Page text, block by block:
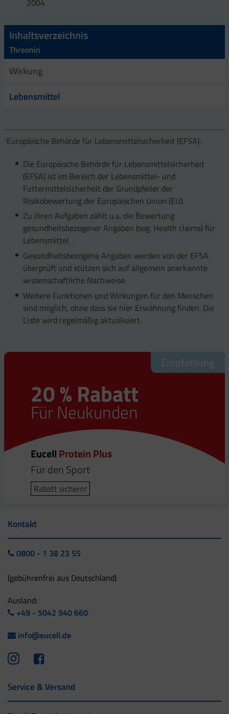
2004
Inhaltsverzeichnis
Threonin
Wirkung
Lebensmittel
1Europäische Behörde für Lebensmittelsicherheit (EFSA):
Die Europäische Behörde für Lebensmittelsicherheit
(EFSA) ist im Bereich der Lebensmittel- und
Futtermittelsicherheit der Grundpfeiler der
Risikobewertung der Europäischen Union (EU).
Zu ihren Aufgaben zählt u.a. die Bewertung
gesundheitsbezogener Angaben (sog. Health claims) für
Lebensmittel.
Gesundheitsbezogene Angaben werden von der EFSA
überprüft und stützen sich auf allgemein anerkannte
wissenschaftliche Nachweise.
Weitere Funktionen und Wirkungen für den Menschen
sind möglich, ohne dass sie hier Erwähnung finden. Die
Liste wird regelmäßig aktualisiert.
Empfehlung
20 % Rabatt
Für Neukunden
EucellProtein Plus
Für den Sport
Rabatt sichern!
Kontakt
0800 - 1 38 23 55
(gebührenfrei aus Deutschland)
Ausland:
+49 - 5042 940 660
info@eucell.de
Service & Versand